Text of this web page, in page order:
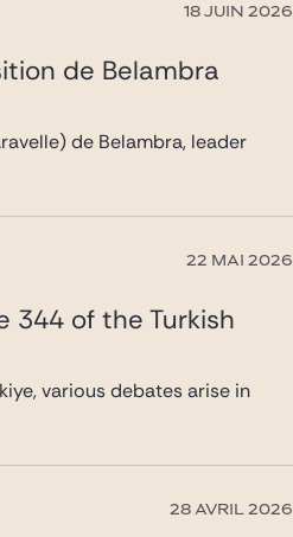
18 JUIN 2026
de Belambra
de Belambra, leader
22 MAI 2026
of the Turkish
various debates arise in
28 AVRIL 2026